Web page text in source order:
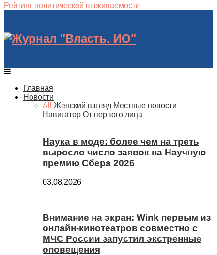
Рейтинг политической выживаемости
Главная
Новости
All
Женский взгляд Местные новости
Навигатор От первого лица
Наука в моде: более чем на треть
выросло число заявок на Научную
премию Сбера 2026
03.08.2026
Внимание на экран: Wink первым из
онлайн-кинотеатров совместно с
МЧС России запустил экстренные
оповещения